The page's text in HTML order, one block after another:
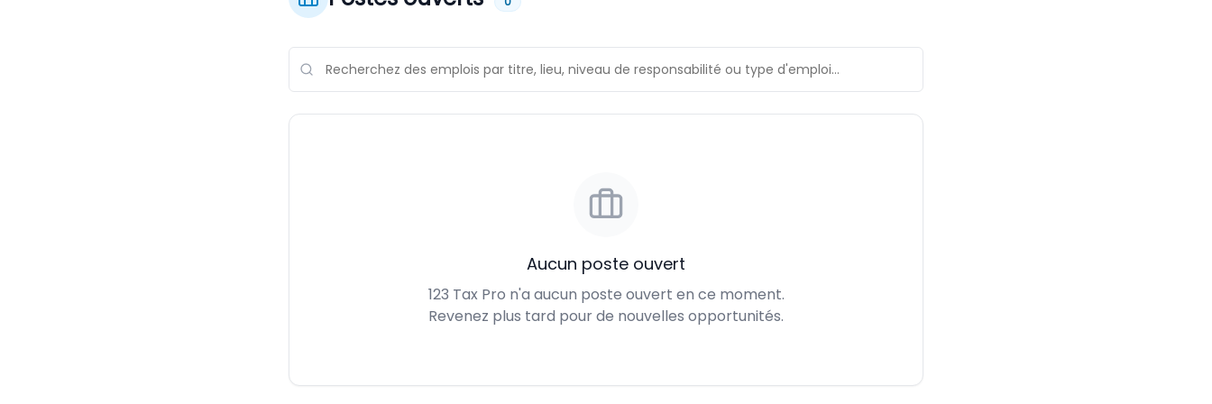
Aucun poste ouvert
123 Tax Pro n'a aucun poste ouvert en ce moment.
Revenez plus tard pour de nouvelles opportunités.